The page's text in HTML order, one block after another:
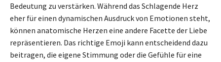
Bedeutung zu verstärken. Während das Schlagende Herz
eher für einen dynamischen Ausdruck von Emotionen steht,
können anatomische Herzen eine andere Facette der Liebe
repräsentieren. Das richtige Emoji kann entscheidend dazu
beitragen, die eigene Stimmung oder die Gefühle für eine